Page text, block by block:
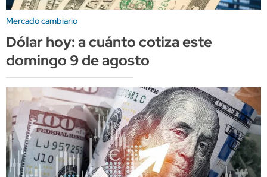
Mercado cambiario
Dólar hoy: a cuánto cotiza este
domingo 9 de agosto